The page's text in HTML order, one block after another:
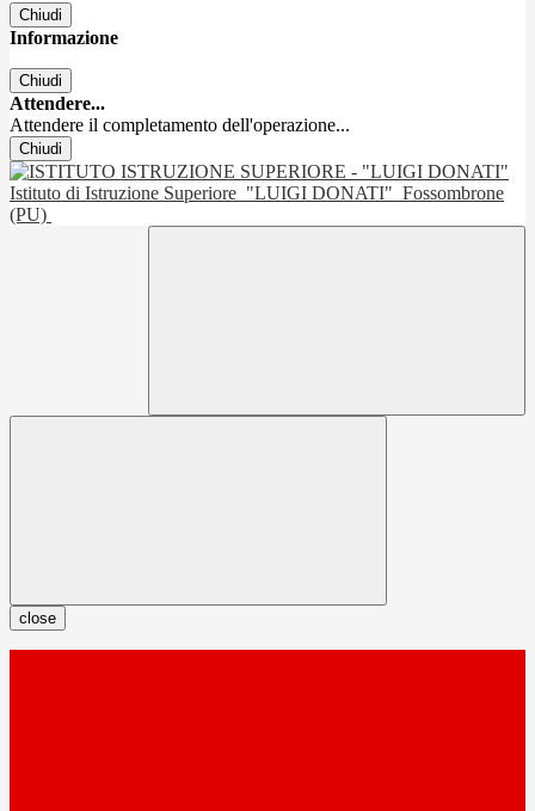
Chiudi
Informazione
Chiudi
Attendere...
Attendere il completamento dell'operazione...
Chiudi
Istituto di Istruzione Superiore "LUIGI DONATI" Fossombrone
(PU)
close